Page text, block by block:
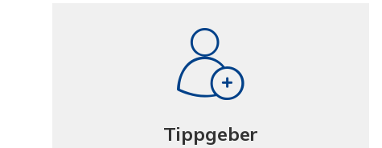
Tippgeber